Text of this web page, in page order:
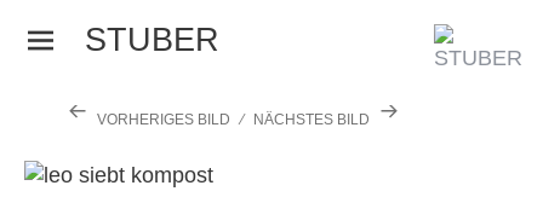
STUBER
WidgetsVORHERIGES BILD NÄCHSTES BILD